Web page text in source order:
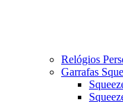
Relógios
Garrafas